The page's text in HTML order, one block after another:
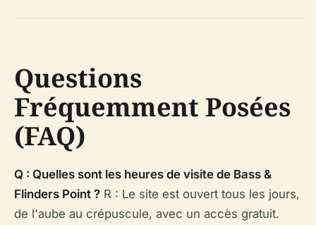
Questions
Fréquemment Posées
(FAQ)
Q : Quelles sont les heures de visite de Bass &
Flinders Point ? R : Le site est ouvert tous les jours,
de l'aube au crépuscule, avec un accès gratuit.